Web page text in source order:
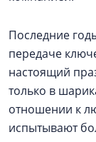
Последние
передаче
настоящий
только в
отношении к
испытывают